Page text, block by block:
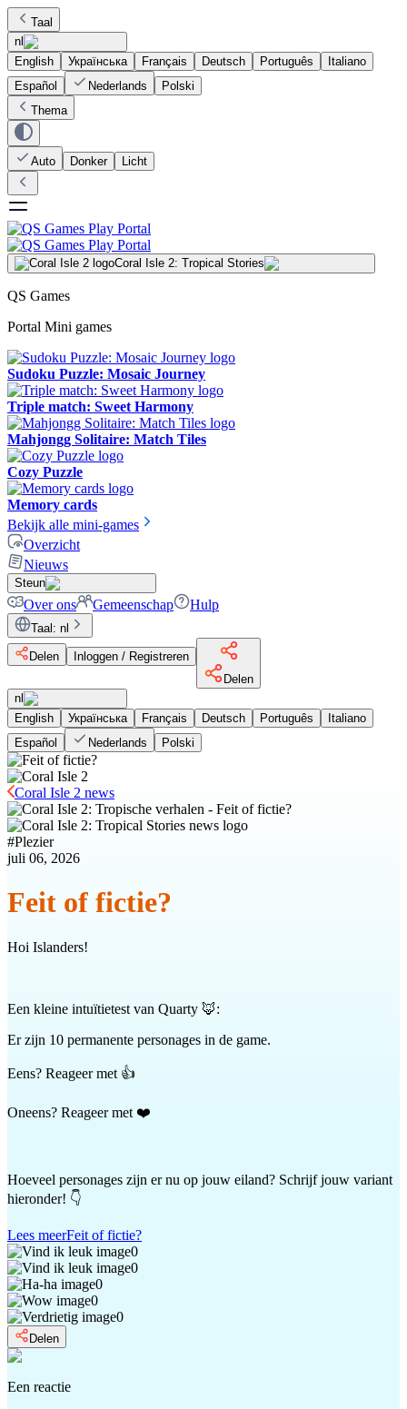
Taal
nl
English
Українська Français Deutsch Português
Italiano
Español
Nederlands
Polski
Thema
Auto Donker Licht
Coral Isle 2: Tropical Stories
QS Games
Portal Mini games
Sudoku Puzzle: Mosaic Journey
Triple match: Sweet Harmony
Mahjongg Solitaire: Match Tiles
Cozy Puzzle
Memory cards
Bekijk alle mini-games
Overzicht
Nieuws
Steun
Over ons Gemeenschap Hulp
Taal : nl
Delen
Inloggen / Registreren
Delen
nl
English
Українська Français Deutsch Português
Italiano
Español
Nederlands Polski
Coral Isle 2 news
#Plezier
juli 06, 2026
Feit of fictie?
Hoi Islanders!
Een kleine intuïtietest van Quarty 🦊:
Er zijn 10 permanente personages in de game.
Eens? Reageer met 👍
Oneens? Reageer met ❤️
Hoeveel personages zijn er nu op jouw eiland? Schrijf jouw variant
hieronder! 👇
Lees meerFeit of fictie?
0
0
0
0
0
Delen
Een reactie